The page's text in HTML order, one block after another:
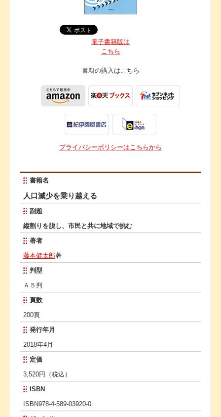
電子書籍版は
こちら
書籍の購入はこちら
プライバシーポリシーはこちらから
書籍名
人口減少を乗り越える
副題
縦割りを脱し、市民と共に地域で挑む
著者
藤本健太郎著
判型
Ａ５判
頁数
200頁
発行年月
2018年4月
定価
3,520円（税込）
ISBN
ISBN978-4-589-03920-0